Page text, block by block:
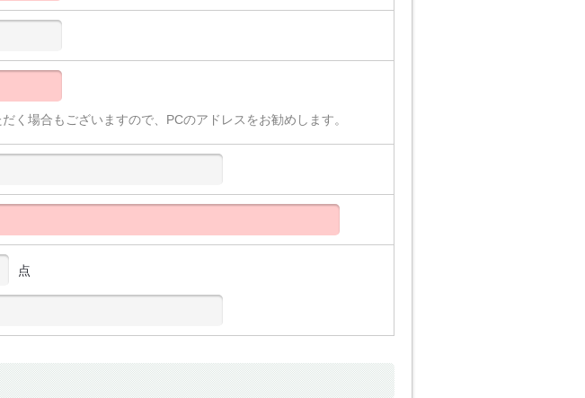
く場合もございますので、PCのアドレスをお勧めします。
点